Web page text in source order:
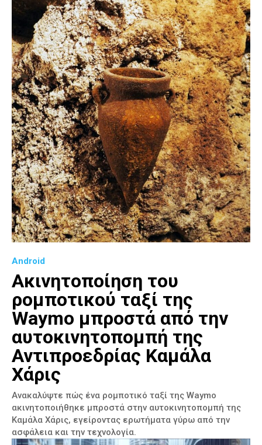
Android
Ακινητοποίηση του
ρομποτικού ταξί της
Waymo μπροστά από την
αυτοκινητοπομπή της
Αντιπροεδρίας Καμάλα
Χάρις
Ανακαλύψτε πώς ένα ρομποτικό ταξί της Waymo
ακινητοποιήθηκε μπροστά στην αυτοκινητοπομπή της
Καμάλα Χάρις, εγείροντας ερωτήματα γύρω από την
ασφάλεια και την τεχνολογία.